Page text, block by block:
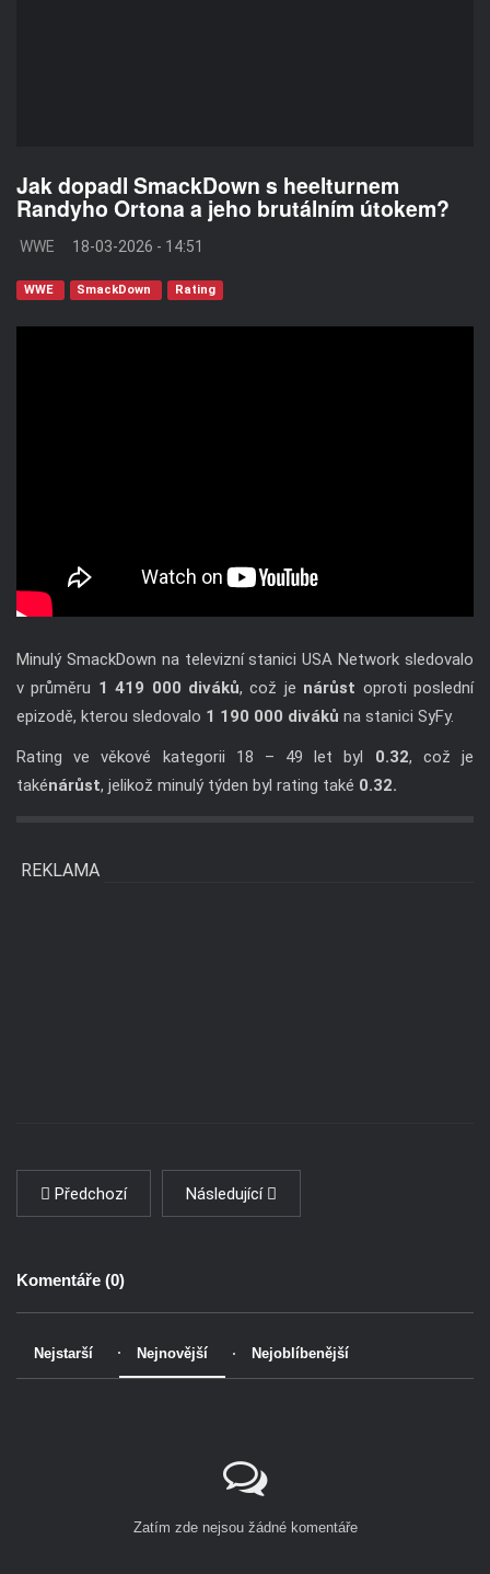
Jak dopadl SmackDown s heelturnem
Randyho Ortona a jeho brutálním útokem?
WWE 18-03-2026 - 14:51
WWE SmackDown Rating
Minulý SmackDown na televizní stanici USA Network sledovalo
v průměru 1 419 000 diváků, což je nárůst oproti poslední
epizodě, kterou sledovalo 1 190 000 diváků na stanici SyFy.
Rating ve věkové kategorii 18 – 49 let byl 0.32, což je
takénárůst, jelikož minulý týden byl rating také 0.32.
REKLAMA
Předchozí Následující
Komentáře (0)
Nejstarší Nejnovější Nejoblíbenější
Zatím zde nejsou žádné komentáře